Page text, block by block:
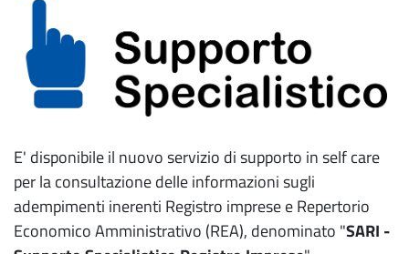
E' disponibile il nuovo servizio di supporto in self care
per la consultazione delle informazioni sugli
adempimenti inerenti Registro imprese e Repertorio
Economico Amministrativo (REA), denominato "SARI -